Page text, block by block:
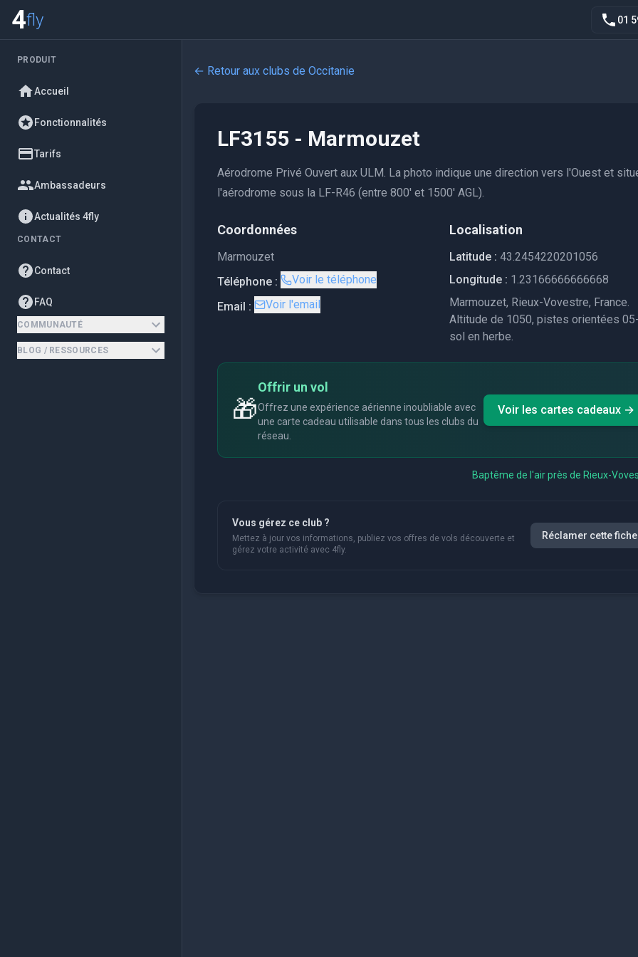
4fly 01
PRODUIT
Accueil
Fonctionnalités
Tarifs
Ambassadeurs
Actualités 4fly
CONTACT
Contact
FAQ
COMMUNAUTÉ
BLOG / RESSOURCES
← Retour aux clubs de Occitanie
LF3155 - Marmouzet
Aérodrome Privé Ouvert aux ULM. La photo indique une direction vers l'Ouest et
l'aérodrome sous la LF-R46 (entre 800' et 1500' AGL).
Coordonnées
Marmouzet
Téléphone :
Voir le téléphone
Email :
Voir l'email
Localisation
Latitude : 43.2454220201056
Longitude : 1.23166666666668
Marmouzet, Rieux-Vovestre, France.
Altitude de 1050, pistes orientées
sol en herbe.
🎁
Offrir un vol
Offrez une expérience aérienne inoubliable avec
une carte cadeau utilisable dans tous les clubs du
réseau.
Voir les cartes cadeaux →
Baptême de l'air près de Rieux-
Vous gérez ce club ?
Mettez à jour vos informations, publiez vos offres de vols découverte et
gérez votre activité avec 4fly.
Réclamer cette fiche